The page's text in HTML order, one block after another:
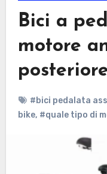
Bici a
motore
#bici pedalata
bike, #quale tipo di